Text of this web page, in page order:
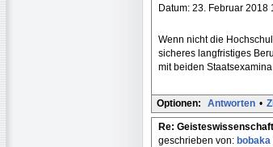
Datum: 23. Februar 2018
Wenn nicht die
sicheres langfristiges
mit beiden
Optionen: Antworten •
Re:
geschrieben von: bobaka